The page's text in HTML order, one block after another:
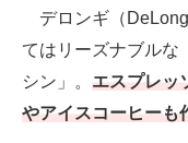
デロンギ（
てはリーズナブルな
シン」。 エスプレッ
やアイスコーヒーも